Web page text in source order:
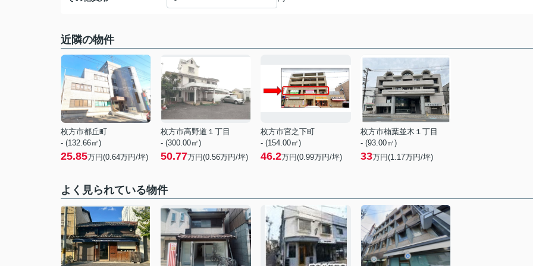
近隣の物件
枚方市都丘町
- (132.66㎡)
25.85万円(0.64万円/坪)
枚方市高野道１丁目
- (300.00㎡)
50.77万円(0.56万円/坪)
枚方市宮之下町
- (154.00㎡)
46.2万円(0.99万円/坪)
枚方市楠葉並木１丁目
- (93.00㎡)
33万円(1.17万円/坪)
よく見られている物件